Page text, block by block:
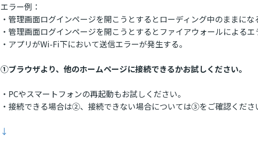
エラー例：
・管理画面ログインページを開こうとするとローディング中のままにな
・管理画面ログインページを開こうとするとファイアウォールによるエ
・アプリがWi-Fi下において送信エラーが発生する。
①ブラウザより、他のホームページに接続できるかお試しください。
・PCやスマートフォンの再起動もお試しください。
・接続できる場合は②、接続できない場合については③をご確認くださ
↓